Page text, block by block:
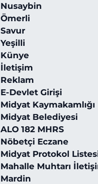
Nusaybin
Ömerli
Savur
Yeşilli
Künye
İletişim
Reklam
E-Devlet Girişi
Midyat Kaymakamlığı
Midyat Belediyesi
ALO 182 MHRS
Nöbetçi Eczane
Midyat Protokol
Mahalle Muhtarı
Mardin